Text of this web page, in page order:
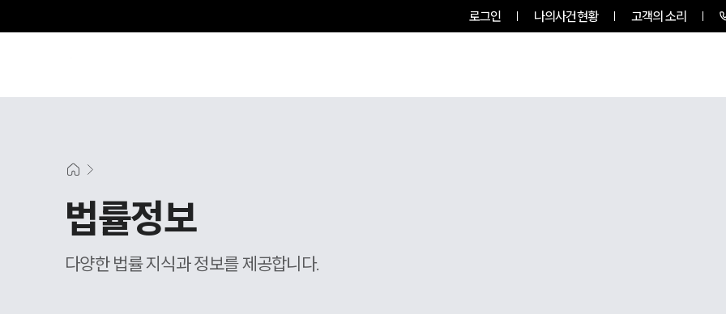
로그인 나의사건현황 고객의 소리
법률정보
다양한 법률 지식과 정보를 제공합니다.